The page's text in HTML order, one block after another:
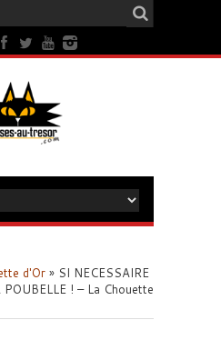
d'Or » SI NECESSAIRE
! – La Chouette